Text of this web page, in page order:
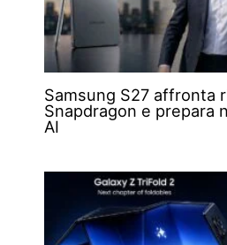
Samsung S27 affronta
Snapdragon e prepara
AI